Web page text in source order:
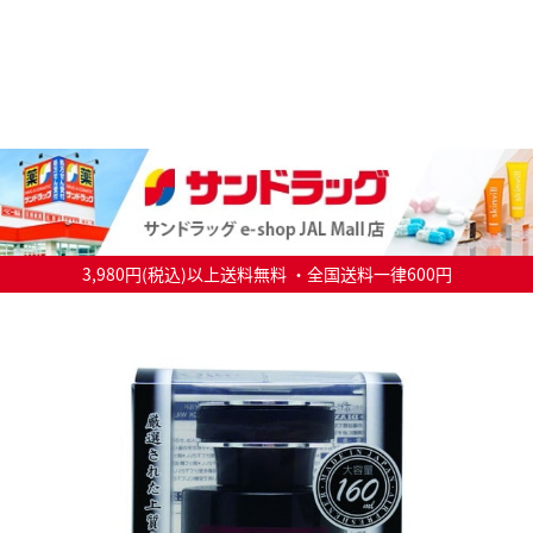
3,980円(税込)以上送料無料 ・全国送料一律600円